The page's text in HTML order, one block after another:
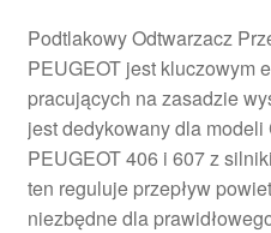
Podtlakowy Odtwarzacz
PEUGEOT jest kluczowym
pracujących na zasadzie
jest dedykowany dla
PEUGEOT 406 i 607 z
ten reguluje przepływ
niezbędne dla